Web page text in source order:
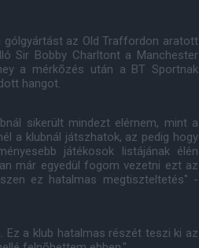
az Old Traffordon aratott
Sir Bobby Charltont a Manchester
a mérkõzés után a BT Sportnak
hangot.
sikerült mindezt elérnem, mint a
a klubnál játszhatok, az pedig hogy
játékosok listájának élén
már egyedül fogom vezetni ezt az
ez hatalmas megtiszteltetés" -
Ez a klub hatalmas részét teszi ki az